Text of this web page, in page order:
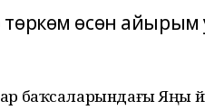
өсөн айырым
баҡсаларындағы Яңы